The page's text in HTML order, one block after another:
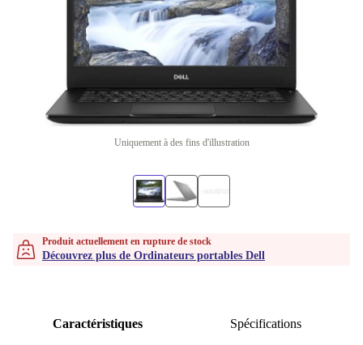
Uniquement à des fins d'illustration
Produit actuellement en rupture de stock
Découvrez plus de Ordinateurs portables Dell
Caractéristiques Spécifications